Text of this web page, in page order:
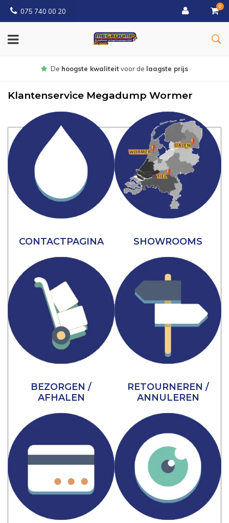
075 740 00 20
0
laagste prijs Gratis
Klantenservice Megadump Wormer
CONTACTPAGINA SHOWROOMS
BEZORGEN /
AFHALEN
RETOURNEREN /
ANNULEREN